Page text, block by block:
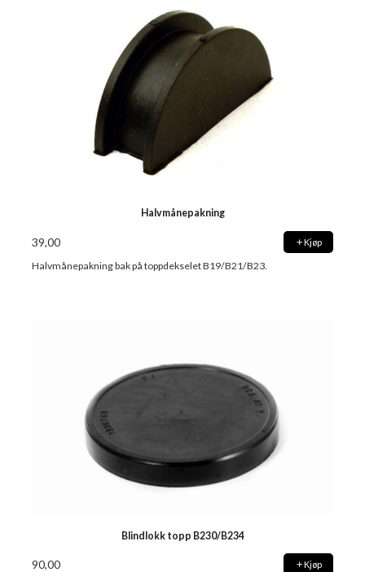
Halvmånepakning
39,00 Kjøp
Halvmånepakning bak på toppdekselet B19/B21/B23.
Blindlokk topp B230/B234
90,00 Kjøp